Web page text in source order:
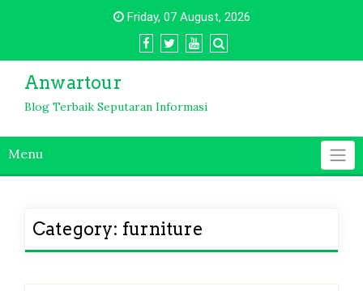
Friday, 07 August, 2026
Anwartour
Blog Terbaik Seputaran Informasi
Menu
Category: furniture